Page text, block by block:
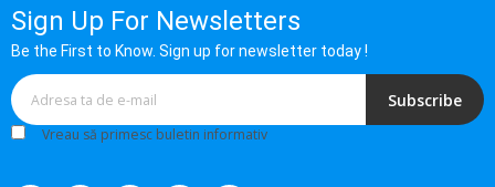
Sign Up For Newsletters
Be the First to Know. Sign up for newsletter today !
Subscribe
Vreau să primesc buletin informativ